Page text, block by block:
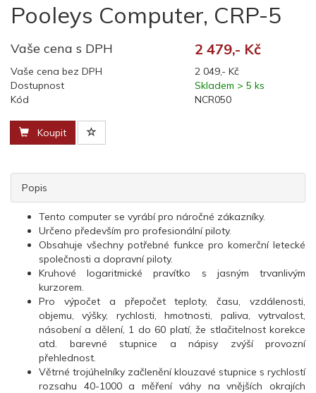
Pooleys Computer, CRP-5
Vaše cena s DPH 2 479,- Kč
Vaše cena bez DPH
2 049,- Kč
Dostupnost
Skladem > 5 ks
Kód
NCR050
Koupit
Popis
Tento computer se vyrábí pro náročné zákazníky.
Určeno především pro profesionální piloty.
Obsahuje všechny potřebné funkce pro komerční letecké
společnosti a dopravní piloty.
Kruhové logaritmické pravítko s jasným trvanlivým
kurzorem.
Pro výpočet a přepočet teploty, času, vzdálenosti,
objemu, výšky, rychlosti, hmotnosti, paliva, vytrvalost,
násobení a dělení, 1 do 60 platí, že stlačitelnost korekce
atd. barevné stupnice a nápisy zvýší provozní
přehlednost.
Větrné trojúhelníky začlenění klouzavé stupnice s rychlostí
rozsahu 40-1000 a měření váhy na vnějších okrajích